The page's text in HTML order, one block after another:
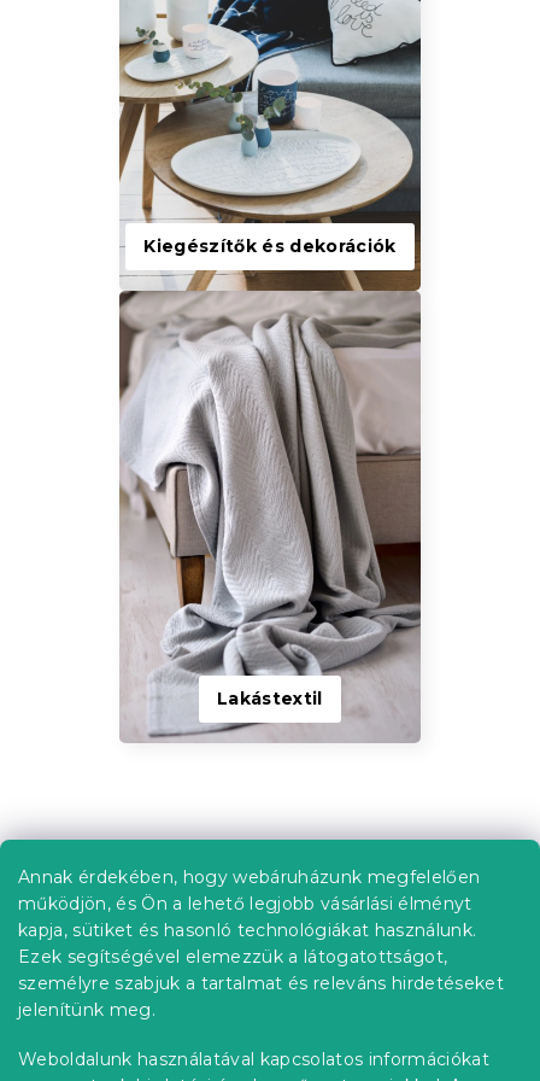
Annak érdekében, hogy webáruházunk megfelelően
működjön, és Ön a lehető legjobb vásárlási élményt
kapja, sütiket és hasonló technológiákat használunk.
Ezek segítségével elemezzük a látogatottságot,
személyre szabjuk a tartalmat és releváns hirdetéseket
jelenítünk meg.
Weboldalunk használatával kapcsolatos információkat
Kiegészítők és dekorációk
Lakástextil
á
Információ az Ön számára
Rendelés követése
Szállítási lehetőségek
Fizetési lehetőségek
Reklamáció és áruvisszaküldés
Elérhetőség